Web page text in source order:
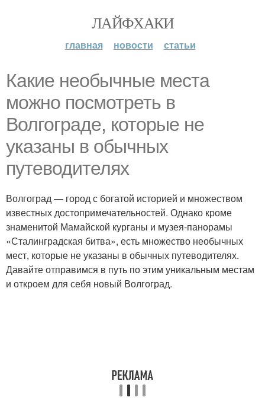
ЛАЙФХАКИ
главная новости статьи
Какие необычные места
можно посмотреть в
Волгограде, которые не
указаны в обычных
путеводителях
Волгоград — город с богатой историей и множеством
известных достопримечательностей. Однако кроме
знаменитой Мамайской курганы и музея-панорамы
«Сталинградская битва», есть множество необычных
мест, которые не указаны в обычных путеводителях.
Давайте отправимся в путь по этим уникальным местам
и откроем для себя новый Волгоград.